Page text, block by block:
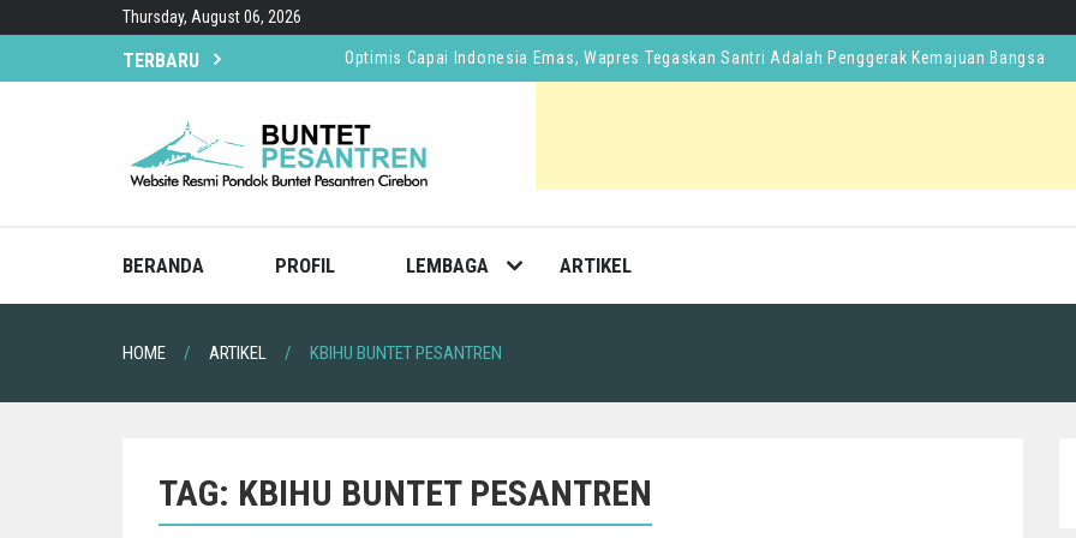
Thursday, August 06, 2026
TERBARU Optimis Capai Indonesia Emas, Wapres Tegaskan Santri Adalah Penggerak Kemajuan Bangsa
Presiden Prabowo Anugerahi KH Abdullah Abbas Bintang Mahaputra Utama
Wapres Ziarah ke Makam KH Abbas Sebelum Hadiri Silatnas Alumni Buntet Pesantren
BERANDA PROFIL LEMBAGA ARTIKEL
HOME ARTIKEL KBIHU BUNTET PESANTREN
TAG: KBIHU BUNTET PESANTREN